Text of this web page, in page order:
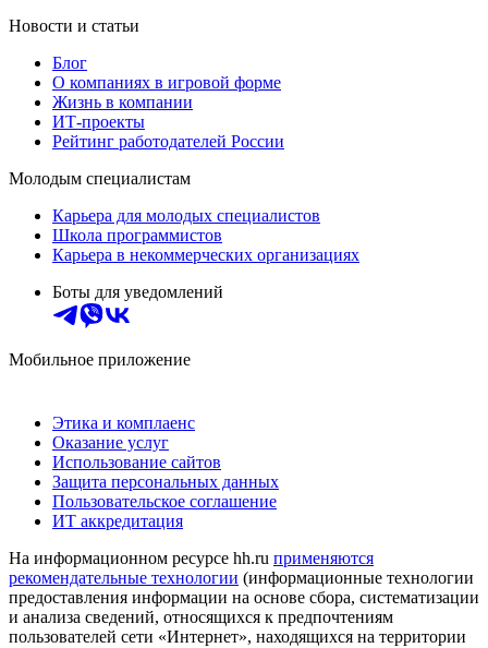
Новости и статьи
Блог
О компаниях в игровой форме
Жизнь в компании
ИТ-проекты
Рейтинг работодателей России
Молодым специалистам
Карьера для молодых специалистов
Школа программистов
Карьера в некоммерческих организациях
Боты для уведомлений
Мобильное приложение
Этика и комплаенс
Оказание услуг
Использование сайтов
Защита персональных данных
Пользовательское соглашение
ИТ аккредитация
На информационном ресурсе hh.ru применяются
рекомендательные технологии (информационные технологии
предоставления информации на основе сбора, систематизации
и анализа сведений, относящихся к предпочтениям
пользователей сети «Интернет», находящихся на территории